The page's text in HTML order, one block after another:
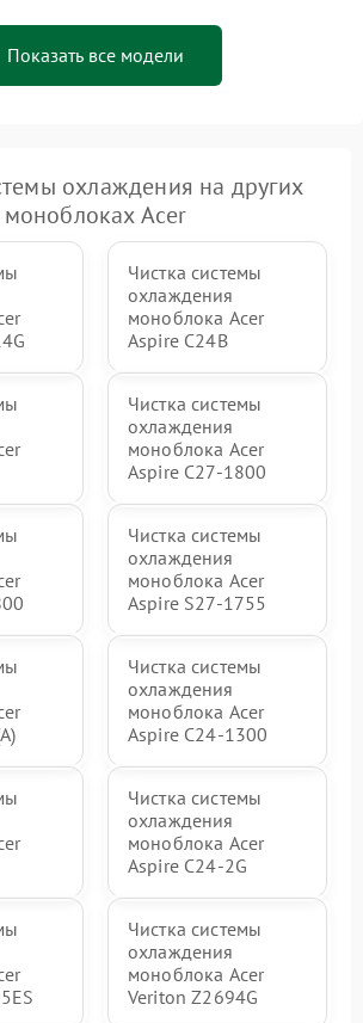
Показать все модели
охлаждения на других
моноблоках Acer
Чистка системы
охлаждения
моноблока Acer
Aspire C24B
Чистка системы
охлаждения
моноблока Acer
Aspire C27-1800
Чистка системы
охлаждения
моноблока Acer
Aspire S27-1755
Чистка системы
охлаждения
моноблока Acer
Aspire C24-1300
Чистка системы
охлаждения
моноблока Acer
Aspire C24-2G
Чистка системы
охлаждения
моноблока Acer
Veriton Z2694G